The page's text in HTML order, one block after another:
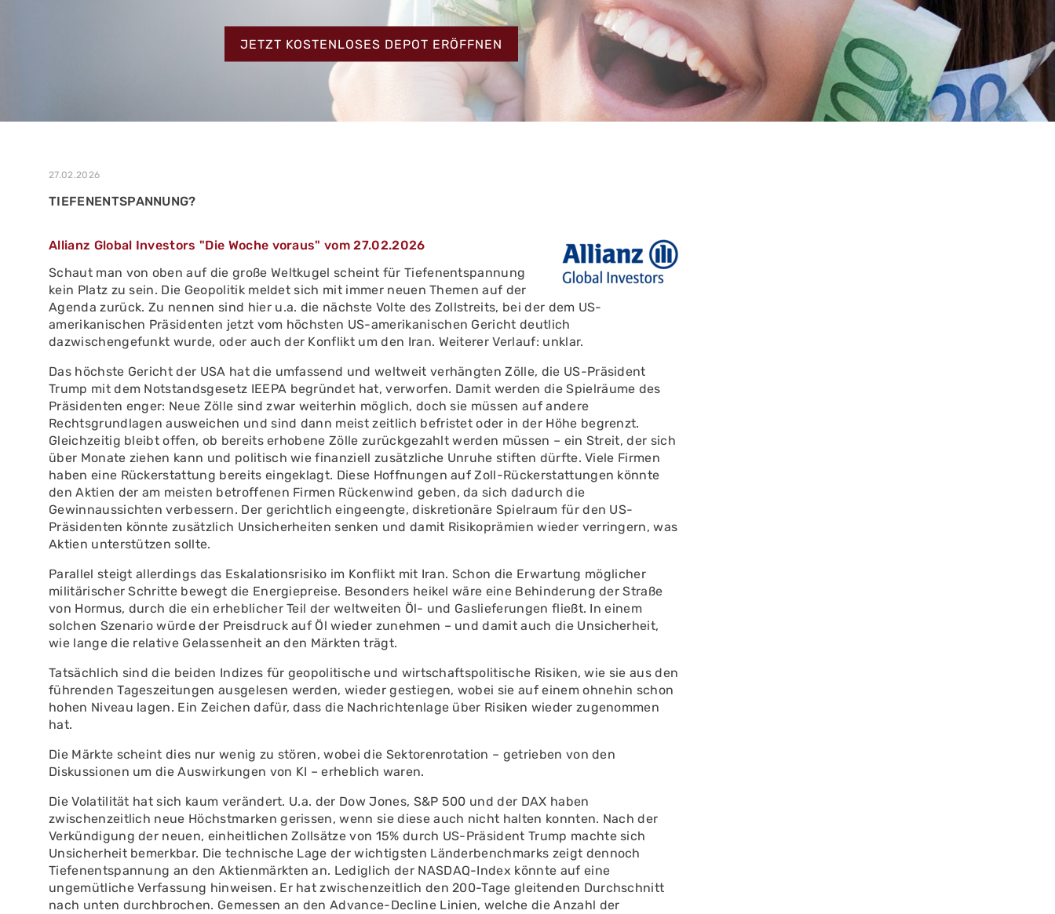
JETZT KOSTENLOSES DEPOT ERÖFFNEN
MEHR ERFAHREN
ZUM TESTBERICHT
MEHR ERFAHREN
27.02.2026
TIEFENENTSPANNUNG?
Allianz Global Investors "Die Woche voraus" vom 27.02.2026
Schaut man von oben auf die große Weltkugel scheint für Tiefenentspannung
kein Platz zu sein. Die Geopolitik meldet sich mit immer neuen Themen auf der
Agenda zurück. Zu nennen sind hier u.a. die nächste Volte des Zollstreits, bei der dem US-
amerikanischen Präsidenten jetzt vom höchsten US-amerikanischen Gericht deutlich
dazwischengefunkt wurde, oder auch der Konflikt um den Iran. Weiterer Verlauf: unklar.
Das höchste Gericht der USA hat die umfassend und weltweit verhängten Zölle, die US-Präsident
Trump mit dem Notstandsgesetz IEEPA begründet hat, verworfen. Damit werden die Spielräume des
Präsidenten enger: Neue Zölle sind zwar weiterhin möglich, doch sie müssen auf andere
Rechtsgrundlagen ausweichen und sind dann meist zeitlich befristet oder in der Höhe begrenzt.
Gleichzeitig bleibt offen, ob bereits erhobene Zölle zurückgezahlt werden müssen – ein Streit, der sich
über Monate ziehen kann und politisch wie finanziell zusätzliche Unruhe stiften dürfte. Viele Firmen
haben eine Rückerstattung bereits eingeklagt. Diese Hoffnungen auf Zoll-Rückerstattungen könnte
den Aktien der am meisten betroffenen Firmen Rückenwind geben, da sich dadurch die
Gewinnaussichten verbessern. Der gerichtlich eingeengte, diskretionäre Spielraum für den US-
Präsidenten könnte zusätzlich Unsicherheiten senken und damit Risikoprämien wieder verringern, was
Aktien unterstützen sollte.
Parallel steigt allerdings das Eskalationsrisiko im Konflikt mit Iran. Schon die Erwartung möglicher
militärischer Schritte bewegt die Energiepreise. Besonders heikel wäre eine Behinderung der Straße
von Hormus, durch die ein erheblicher Teil der weltweiten Öl- und Gaslieferungen fließt. In einem
solchen Szenario würde der Preisdruck auf Öl wieder zunehmen – und damit auch die Unsicherheit,
wie lange die relative Gelassenheit an den Märkten trägt.
Tatsächlich sind die beiden Indizes für geopolitische und wirtschaftspolitische Risiken, wie sie aus den
führenden Tageszeitungen ausgelesen werden, wieder gestiegen, wobei sie auf einem ohnehin schon
hohen Niveau lagen. Ein Zeichen dafür, dass die Nachrichtenlage über Risiken wieder zugenommen
hat.
Die Märkte scheint dies nur wenig zu stören, wobei die Sektorenrotation – getrieben von den
Diskussionen um die Auswirkungen von KI – erheblich waren.
Die Volatilität hat sich kaum verändert. U.a. der Dow Jones, S&P 500 und der DAX haben
zwischenzeitlich neue Höchstmarken gerissen, wenn sie diese auch nicht halten konnten. Nach der
Verkündigung der neuen, einheitlichen Zollsätze von 15% durch US-Präsident Trump machte sich
Unsicherheit bemerkbar. Die technische Lage der wichtigsten Länderbenchmarks zeigt dennoch
Tiefenentspannung an den Aktienmärkten an. Lediglich der NASDAQ-Index könnte auf eine
ungemütliche Verfassung hinweisen. Er hat zwischenzeitlich den 200-Tage gleitenden Durchschnitt
nach unten durchbrochen. Gemessen an den Advance-Decline Linien, welche die Anzahl der